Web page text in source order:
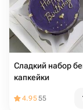
Сладкий набор бенто+
капкейки
4.9555